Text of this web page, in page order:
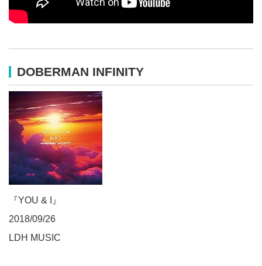
DOBERMAN INFINITY
『YOU & I』
2018/09/26
LDH MUSIC